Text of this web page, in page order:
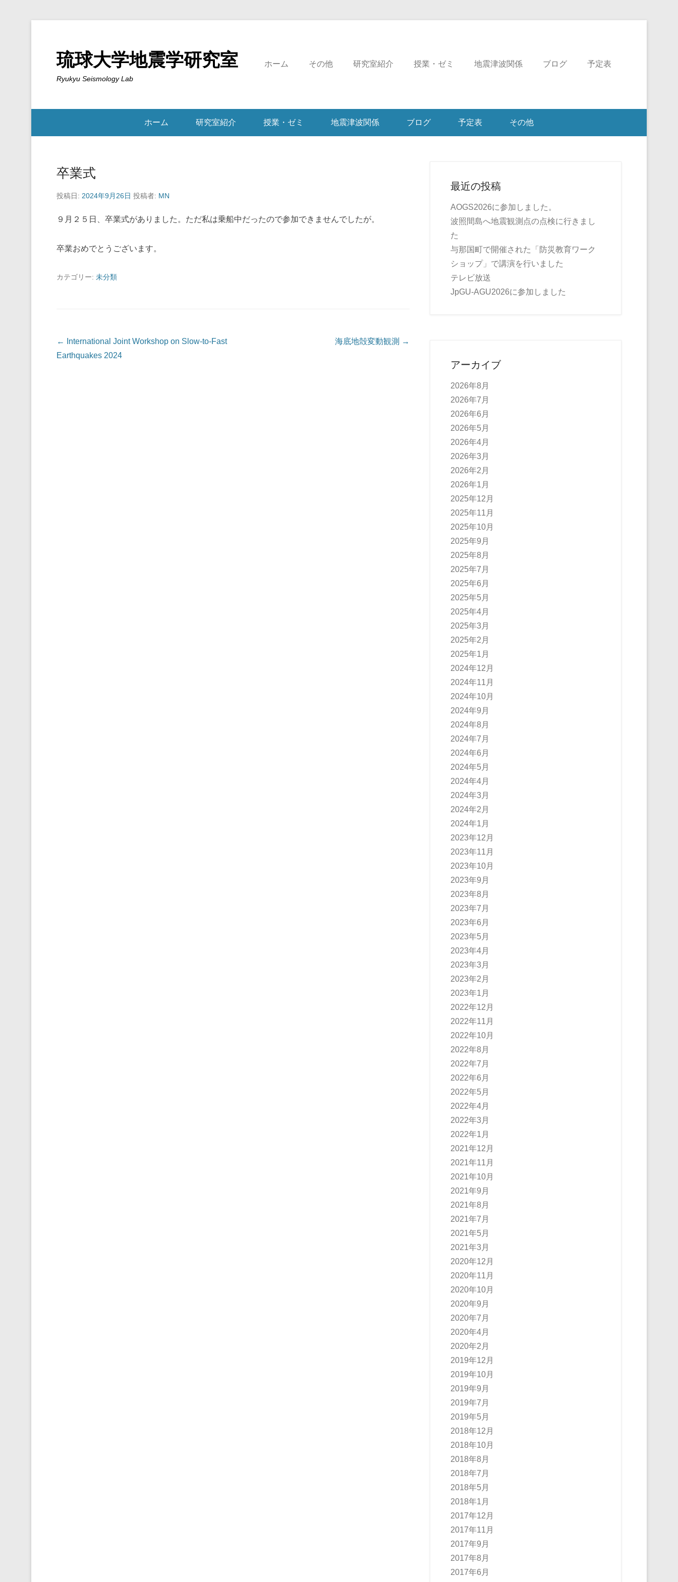
琉球大学地震学研究室
Ryukyu Seismology Lab
ホーム その他 研究室紹介 授業・ゼミ 地震津波関係 ブログ 予定表
ホーム 研究室紹介 授業・ゼミ 地震津波関係 ブログ 予定表 その他
卒業式
投稿日: 2024年9月26日 投稿者: MN
９月２５日、卒業式がありました。ただ私は乗船中だったので参加できませんでしたが。
卒業おめでとうございます。
カテゴリー: 未分類
投稿ナビゲーション
←
International Joint Workshop on Slow-to-Fast
Earthquakes 2024
海底地殻変動観測 →
最近の投稿
AOGS2026に参加しました。
波照間島へ地震観測点の点検に行きまし
た
与那国町で開催された「防災教育ワーク
ショップ」で講演を行いました
テレビ放送
JpGU-AGU2026に参加しました
アーカイブ
2026年8月
2026年7月
2026年6月
2026年5月
2026年4月
2026年3月
2026年2月
2026年1月
2025年12月
2025年11月
2025年10月
2025年9月
2025年8月
2025年7月
2025年6月
2025年5月
2025年4月
2025年3月
2025年2月
2025年1月
2024年12月
2024年11月
2024年10月
2024年9月
2024年8月
2024年7月
2024年6月
2024年5月
2024年4月
2024年3月
2024年2月
2024年1月
2023年12月
2023年11月
2023年10月
2023年9月
2023年8月
2023年7月
2023年6月
2023年5月
2023年4月
2023年3月
2023年2月
2023年1月
2022年12月
2022年11月
2022年10月
2022年8月
2022年7月
2022年6月
2022年5月
2022年4月
2022年3月
2022年1月
2021年12月
2021年11月
2021年10月
2021年9月
2021年8月
2021年7月
2021年5月
2021年3月
2020年12月
2020年11月
2020年10月
2020年9月
2020年7月
2020年4月
2020年2月
2019年12月
2019年10月
2019年9月
2019年7月
2019年5月
2018年12月
2018年10月
2018年8月
2018年7月
2018年5月
2018年1月
2017年12月
2017年11月
2017年9月
2017年8月
2017年6月